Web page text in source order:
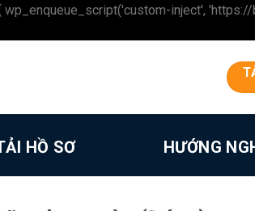
inject',
HỒ SƠ HƯỚNG